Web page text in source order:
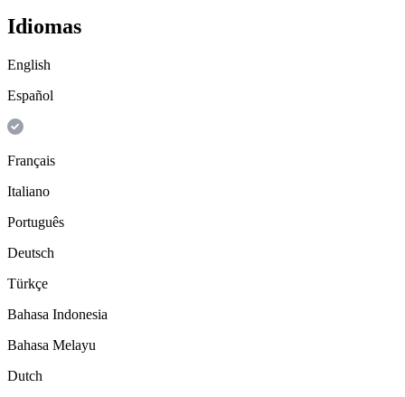
Idiomas
English
Español
Français
Italiano
Português
Deutsch
Türkçe
Bahasa Indonesia
Bahasa Melayu
Dutch